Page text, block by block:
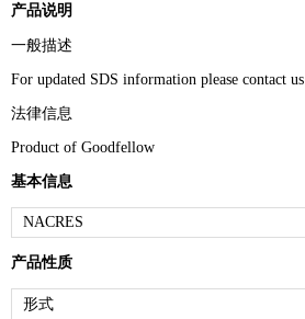
产品说明
一般描述
For updated SDS information please contact us
法律信息
Product of Goodfellow
基本信息
NACRES
产品性质
形式